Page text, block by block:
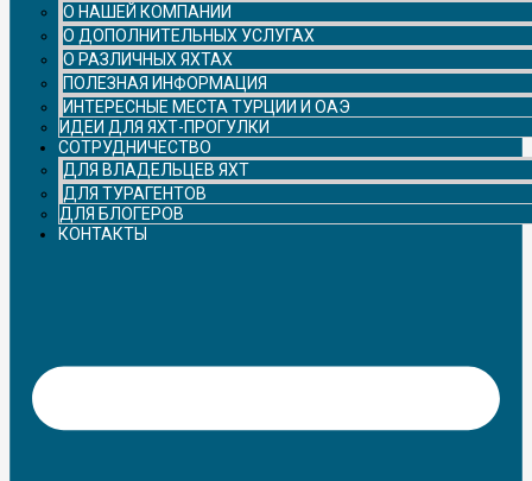
О НАШЕЙ КОМПАНИИ
О ДОПОЛНИТЕЛЬНЫХ УСЛУГАХ
О РАЗЛИЧНЫХ ЯХТАХ
ПОЛЕЗНАЯ ИНФОРМАЦИЯ
ИНТЕРЕСНЫЕ МЕСТА ТУРЦИИ И ОАЭ
ИДЕИ ДЛЯ ЯХТ-ПРОГУЛКИ
СОТРУДНИЧЕСТВО
ДЛЯ ВЛАДЕЛЬЦЕВ ЯХТ
ДЛЯ ТУРАГЕНТОВ
ДЛЯ БЛОГЕРОВ
КОНТАКТЫ